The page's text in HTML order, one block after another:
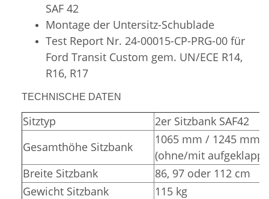
SAF 42
Montage der Untersitz-Schublade
Test Report Nr. 24-00015-CP-PRG-00 für
Ford Transit Custom gem. UN/ECE R14,
R16, R17
TECHNISCHE DATEN
Sitztyp
2er Sitzbank SAF42
Gesamthöhe Sitzbank
1065 mm / 1245 mm
(ohne/mit
Breite Sitzbank
86, 97 oder 112 cm
Gewicht Sitzbank
115 kg